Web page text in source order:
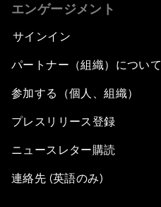
エンゲージメント
サインイン
パートナー（組織）について
参加する（個人、組織）
プレスリリース登録
ニュースレター購読
連絡先 (英語のみ)